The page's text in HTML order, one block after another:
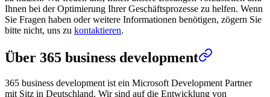
Ihnen bei der Optimierung Ihrer Geschäftsprozesse zu helfen. Wenn
Sie Fragen haben oder weitere Informationen benötigen, zögern Sie
bitte nicht, uns zu kontaktieren.
Über 365 business development
365 business development ist ein Microsoft Development Partner
mit Sitz in Deutschland. Wir sind auf die Entwicklung von